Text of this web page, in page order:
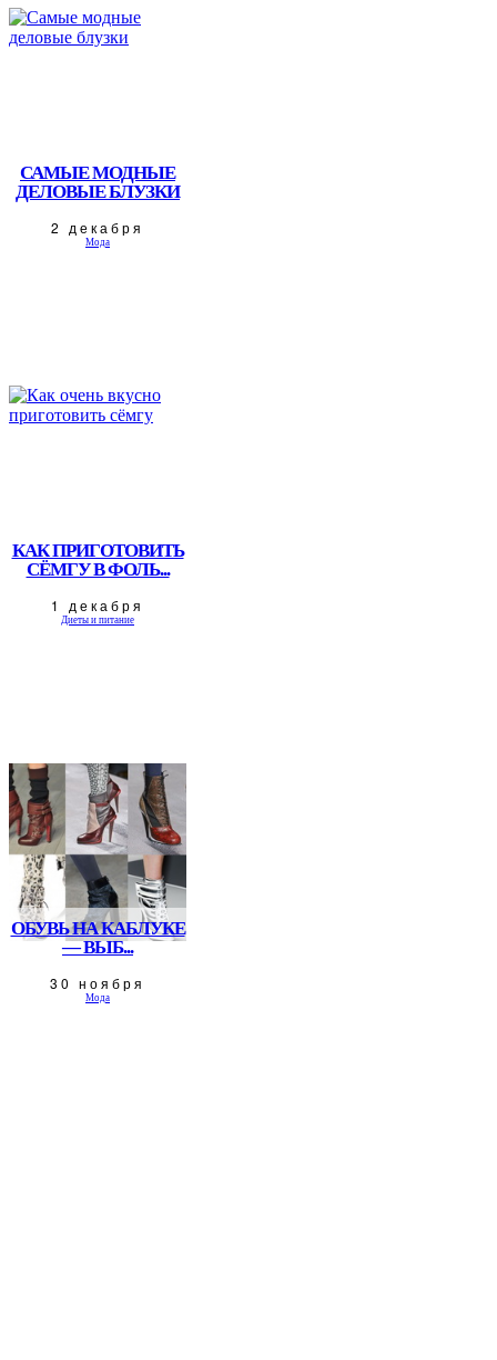
САМЫЕ МОДНЫЕ
ДЕЛОВЫЕ БЛУЗКИ
2 декабря
Мода
КАК ПРИГОТОВИТЬ
СЁМГУ В ФОЛЬ...
1 декабря
Диеты и питание
ОБУВЬ НА КАБЛУКЕ
— ВЫБ...
30 ноября
Мода